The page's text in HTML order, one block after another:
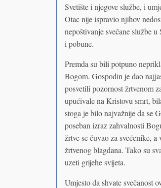
Svetište i njegove službe, i
Otac nije ispravio njihov
nepoštivanje svečane službe
i pobune.
Premda su bili potpuno
Bogom. Gospodin je dao
posvetili pozornost žrtvenom
upućivale na Kristovu smrt,
stoga je bilo najvažnije da se
poseban izraz zahvalnosti
žrtve se čuvao za svećenike,
žrtvenog blagdana. Tako su
uzeti grijehe svijeta.
Umjesto da shvate svečanost